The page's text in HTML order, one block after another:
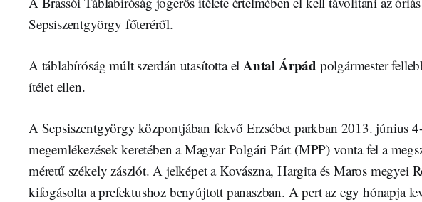
Sepsiszentgyörgy főteréről.
A táblabíróság múlt szerdán utasította elAntal Árpád polgármester
ítélet ellen.
A Sepsiszentgyörgy központjában fekvő Erzsébet parkban 2013. június
megemlékezések keretében a Magyar Polgári Párt (MPP) vonta fel a
méretű székely zászlót. A jelképet a Kovászna, Hargita és Maros megyei
kifogásolta a prefektushoz benyújtott panaszban. A pert az egy hónapja